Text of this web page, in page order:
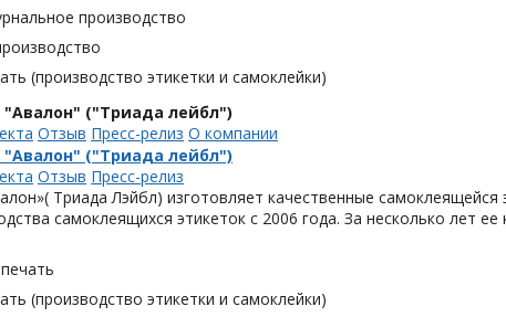
производство
(производство этикетки и самоклейки)
"Авалон" ("Триада лейбл")
Отзыв Пресс-релиз О компании
"Авалон" ("Триада лейбл")
Отзыв Пресс-релиз
Триада Лэйбл) изготовляет качественные
самоклеящихся этикеток с 2006 года. За несколько лет
(производство этикетки и самоклейки)